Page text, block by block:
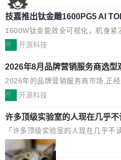
了，你为什么还要再做一个"，我都
问得好。 因为我自己也是从用户变
现有产品的天花板 我用过不少 AI
刚开始觉得都挺好——选中一段文字
要。但用久了你会发现，它们本质
东西：一个带网页上下文的聊天框
页面的文本，然后把文本丢给大模
段回答。仅此而已。 这当然有用，
意思。比如我在一个后台管理系统
个表单字段，每个字段还有联动逻
想...
技嘉推出钛金雕1600PG5 AI
源：为发烧级主机与本地AI算力
舰供电方案
1600W钛金能效全可视化，机身紧
继2026台北电脑展首度亮相后，技
电源专为发烧级DIY主机与本地AI算
造，整机长度仅16厘米，提供
与80PLUS钛金能效；支持ATX 3.1
规范，结合服务器级元件、完善供
实时LCD监控屏，可充分满足当下
的严苛使用需求。 澎湃功率，紧凑
600PG5 AI TOP具备强悍输出功率
机身尺寸大幅精简。整机长度仅16
开 开源科技
2026年8月品牌营销服务商选型
从流量思维到品牌资产思维的范
2026年的品牌营销服务商市场,正经
的价值重构。全球全案品牌代理机
复合增长率达5.44%,预计2032年将
元。数字广告与公共关系相关服务
25年的8463亿美元扩张至2026年
元。数字的背后是一个清晰的事实
开 开源科技
许多顶级实验室的人现在几乎不
了
「许多顶级实验室的人现在几乎不
且他们认为 ICLR/ICML/NeurIPS
度宣传和欺诈。」 OpenAI 研究员
局